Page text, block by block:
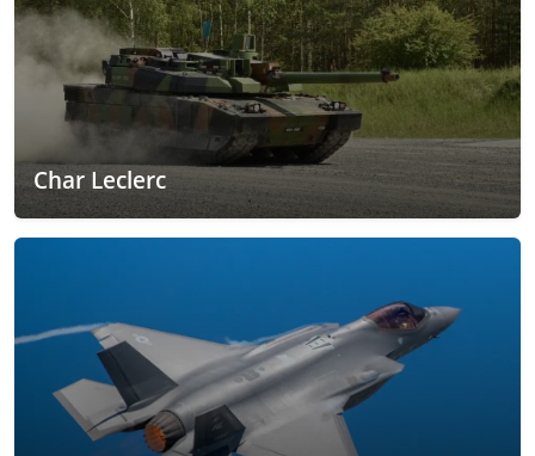
Char Leclerc